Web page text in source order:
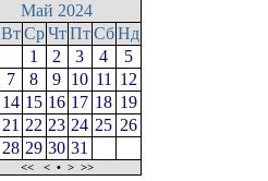
Май 2024
Вт Ср Чт Пт Сб Нд
1
2 3 4
5
7 8 9 10 11
12
14 15 16 17 18 19
21 22 23 24 25 26
28 29 30 31
<< < • > >>